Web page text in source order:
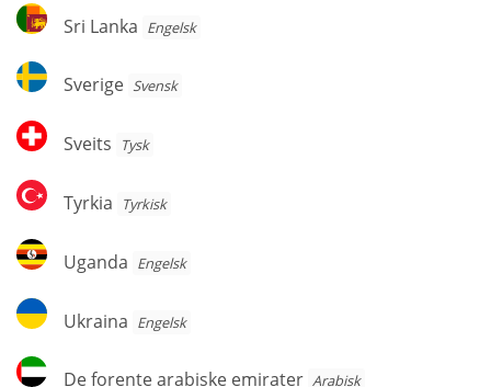
Sri
Lanka
Sri Lanka Engelsk
Sverige
Sverige Svensk
Sveits
Sveits Tysk
Tyrkia
Tyrkia Tyrkisk
Uganda
Uganda Engelsk
Ukraina
Ukraina Engelsk
De
De forente arabiske emirater Arabisk